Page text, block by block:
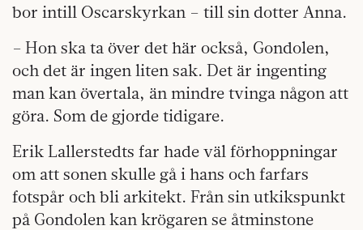
bor intill Oscarskyrkan – till sin dotter Anna.
– Hon ska ta över det här också, Gondolen,
och det är ingen liten sak. Det är ingenting
man kan övertala, än mindre tvinga någon att
göra. Som de gjorde tidigare.
Erik Lallerstedts far hade väl förhoppningar
om att sonen skulle gå i hans och farfars
fotspår och bli arkitekt. Från sin utkikspunkt
på Gondolen kan krögaren se åtminstone